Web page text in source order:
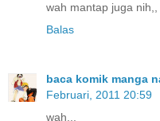
wah mantap juga
Balas
baca komik manga
Februari, 2011 20:59
wah...